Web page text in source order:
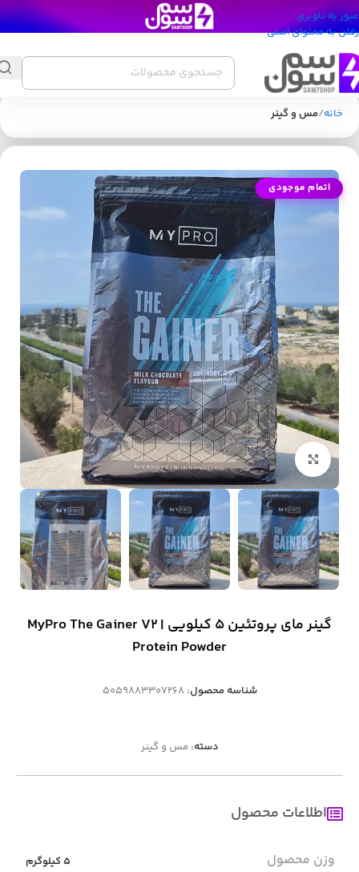
عبور به ناوبری
رفتن به محتوای اصلی
خانه مس و گینر
اتمام موجودی
بزرگنمایی تصویر
گینر مای پروتئین ۵ کیلویی | MyPro The Gainer V2
Protein Powder
شناسه محصول:5059883307268
دسته: مس و گینر
اطلاعات محصول
وزن محصول 5 کیلوگرم